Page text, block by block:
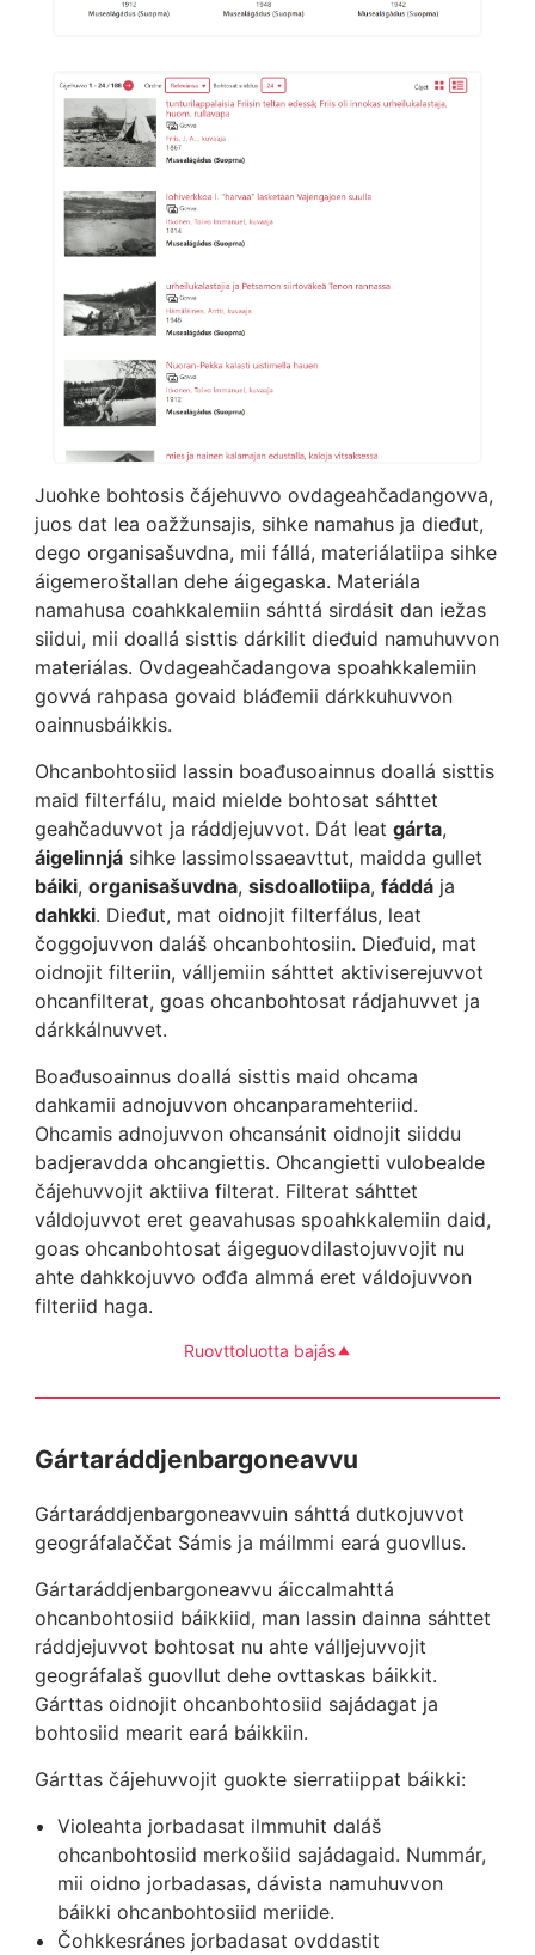
Juohke bohtosis čájehuvvo ovdageahčadangovva,
juos dat lea oažžunsajis, sihke namahus ja dieđut,
dego organisašuvdna, mii fállá, materiálatiipa sihke
áigemeroštallan dehe áigegaska. Materiála
namahusa coahkkalemiin sáhttá sirdásit dan iežas
siidui, mii doallá sisttis dárkilit dieđuid namuhuvvon
materiálas. Ovdageahčadangova spoahkkalemiin
govvá rahpasa govaid bláđemii dárkkuhuvvon
oainnusbáikkis.
Ohcanbohtosiid lassin boađusoainnus doallá sisttis
maid filterfálu, maid mielde bohtosat sáhttet
geahčaduvvot ja ráddjejuvvot. Dát leat gárta,
áigelinnjá sihke lassimolssaeavttut, maidda gullet
báiki, organisašuvdna, sisdoallotiipa, fáddá ja
dahkki. Dieđut, mat oidnojit filterfálus, leat
čoggojuvvon daláš ohcanbohtosiin. Dieđuid, mat
oidnojit filteriin, válljemiin sáhttet aktiviserejuvvot
ohcanfilterat, goas ohcanbohtosat rádjahuvvet ja
dárkkálnuvvet.
Boađusoainnus doallá sisttis maid ohcama
dahkamii adnojuvvon ohcanparamehteriid.
Ohcamis adnojuvvon ohcansánit oidnojit siiddu
badjeravdda ohcangiettis. Ohcangietti vulobealde
čájehuvvojit aktiiva filterat. Filterat sáhttet
váldojuvvot eret geavahusas spoahkkalemiin daid,
goas ohcanbohtosat áigeguovdilastojuvvojit nu
ahte dahkkojuvvo ođđa almmá eret váldojuvvon
filteriid haga.
Ruovttoluotta bajás
Gártaráddjenbargoneavvu
Gártaráddjenbargoneavvuin sáhttá dutkojuvvot
geográfalaččat Sámis ja máilmmi eará guovllus.
Gártaráddjenbargoneavvu áiccalmahttá
ohcanbohtosiid báikkiid, man lassin dainna sáhttet
ráddjejuvvot bohtosat nu ahte válljejuvvojit
geográfalaš guovllut dehe ovttaskas báikkit.
Gárttas oidnojit ohcanbohtosiid sajádagat ja
bohtosiid mearit eará báikkiin.
Gárttas čájehuvvojit guokte sierratiippat báikki:
Violeahta jorbadasat ilmmuhit daláš
ohcanbohtosiid merkošiid sajádagaid. Nummár,
mii oidno jorbadasas, dávista namuhuvvon
báikki ohcanbohtosiid meriide.
Čohkkesránes jorbadasat ovddastit